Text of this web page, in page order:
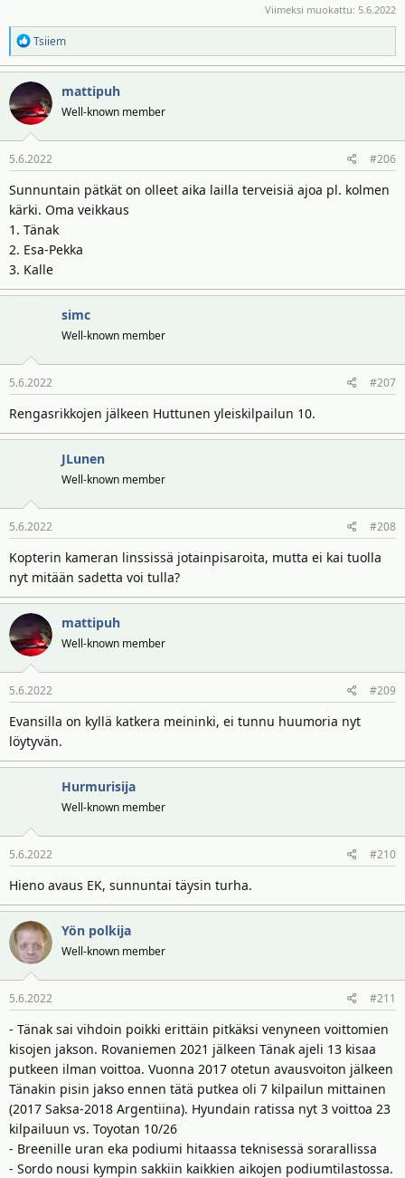
Viimeksi muokattu: 5.6.2022
R
e
a
k
t
i
o
t
Tsiiem
mattipuh
Well-known member
5.6.2022 #206
Sunnuntain pätkät on olleet aika lailla terveisiä ajoa pl. kolmen
kärki. Oma veikkaus
1. Tänak
2. Esa-Pekka
3. Kalle
simc
Well-known member
5.6.2022 #207
Rengasrikkojen jälkeen Huttunen yleiskilpailun 10.
JLunen
Well-known member
5.6.2022 #208
Kopterin kameran linssissä jotainpisaroita, mutta ei kai tuolla
nyt mitään sadetta voi tulla?
mattipuh
Well-known member
5.6.2022 #209
Evansilla on kyllä katkera meininki, ei tunnu huumoria nyt
löytyvän.
Hurmurisija
Well-known member
5.6.2022 #210
Hieno avaus EK, sunnuntai täysin turha.
Yön polkija
Well-known member
5.6.2022 #211
- Tänak sai vihdoin poikki erittäin pitkäksi venyneen voittomien
kisojen jakson. Rovaniemen 2021 jälkeen Tänak ajeli 13 kisaa
putkeen ilman voittoa. Vuonna 2017 otetun avausvoiton jälkeen
Tänakin pisin jakso ennen tätä putkea oli 7 kilpailun mittainen
(2017 Saksa-2018 Argentiina). Hyundain ratissa nyt 3 voittoa 23
kilpailuun vs. Toyotan 10/26
- Breenille uran eka podiumi hitaassa teknisessä sorarallissa
- Sordo nousi kympin sakkiin kaikkien aikojen podiumtilastossa.